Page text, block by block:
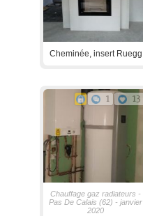
Cheminée, insert Ruegg
1 13
Chauffage gaz radiateurs -
Pas De Calais (62) - janvier
2020